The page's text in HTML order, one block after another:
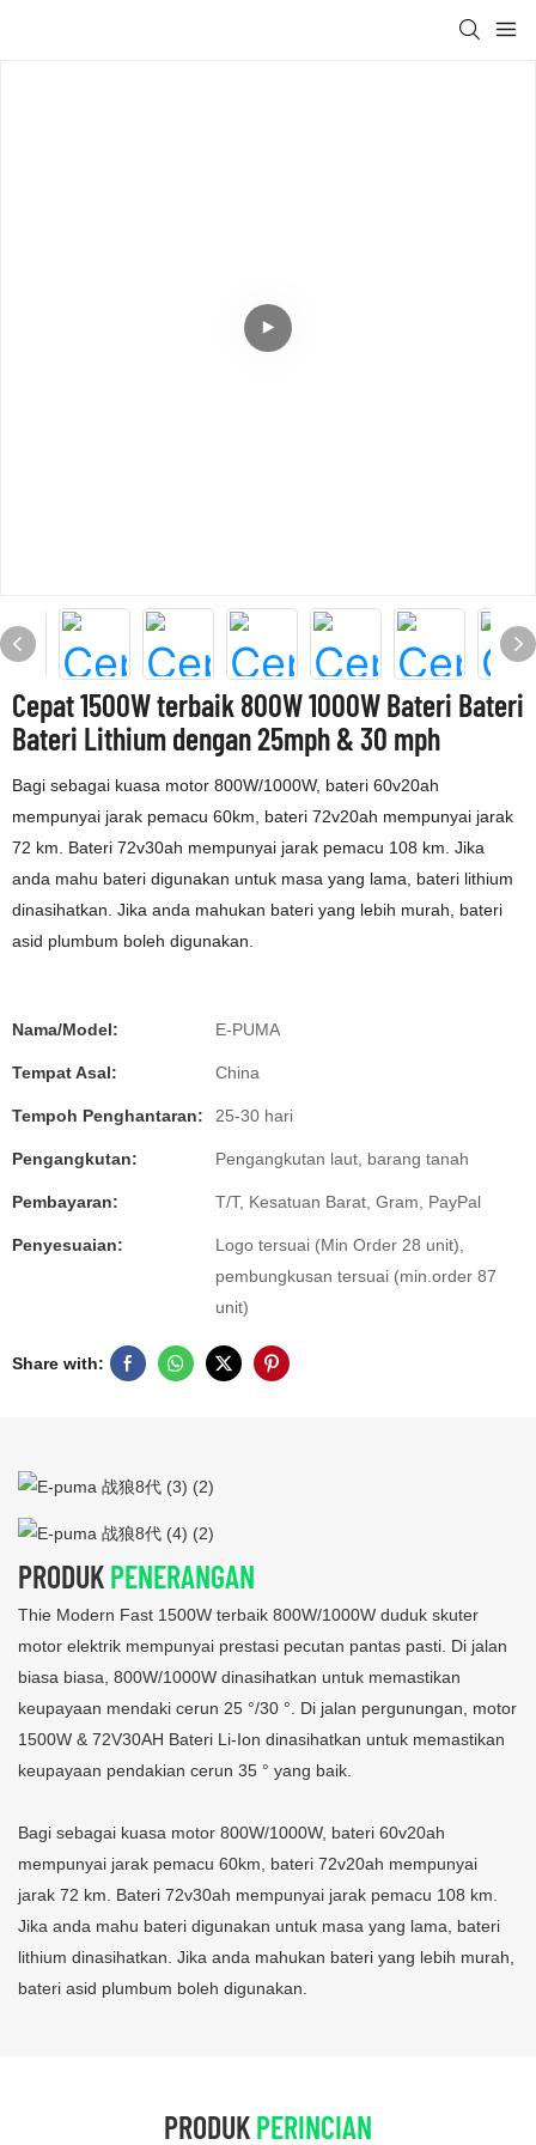
Cepat 1500W terbaik 800W 1000W Bateri Bateri
Bateri Lithium dengan 25mph & 30 mph
Bagi sebagai kuasa motor 800W/1000W, bateri 60v20ah
mempunyai jarak pemacu 60km, bateri 72v20ah mempunyai jarak
72 km. Bateri 72v30ah mempunyai jarak pemacu 108 km. Jika
anda mahu bateri digunakan untuk masa yang lama, bateri lithium
dinasihatkan. Jika anda mahukan bateri yang lebih murah, bateri
asid plumbum boleh digunakan.
Nama/Model: E-PUMA
Tempat Asal: China
Tempoh Penghantaran: 25-30 hari
Pengangkutan: Pengangkutan laut, barang tanah
Pembayaran: T/T, Kesatuan Barat, Gram, PayPal
Penyesuaian:
Logo tersuai (Min Order 28 unit),
pembungkusan tersuai (min.order 87
unit)
Share with:
PRODUKPENERANGAN
Thie Modern Fast 1500W terbaik 800W/1000W duduk skuter
motor elektrik mempunyai prestasi pecutan pantas pasti. Di jalan
biasa biasa, 800W/1000W dinasihatkan untuk memastikan
keupayaan mendaki cerun 25 °/30 °. Di jalan pergunungan, motor
1500W & 72V30AH Bateri Li-Ion dinasihatkan untuk memastikan
keupayaan pendakian cerun 35 ° yang baik.
Bagi sebagai kuasa motor 800W/1000W, bateri 60v20ah
mempunyai jarak pemacu 60km, bateri 72v20ah mempunyai
jarak 72 km. Bateri 72v30ah mempunyai jarak pemacu 108 km.
Jika anda mahu bateri digunakan untuk masa yang lama, bateri
lithium dinasihatkan. Jika anda mahukan bateri yang lebih murah,
bateri asid plumbum boleh digunakan.
PRODUKPERINCIAN